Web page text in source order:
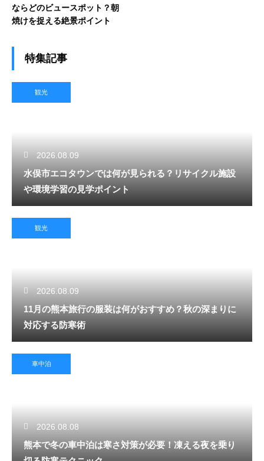
ならどのビュースポット？朝
焼けを捉える絶景ポイント
特集記事
観光
2026.08.09
水俣市エコタウンでは何が見られる？リサイクル施設
や環境学習の見学ポイント
観光
2026.08.09
11月の熊本旅行の服装は何がおすすめ？秋の深まりに
対応する防寒術
車中泊
2026.08.08
熊本で冬の車中泊は寒さ対策が必要！凍える夜を乗り